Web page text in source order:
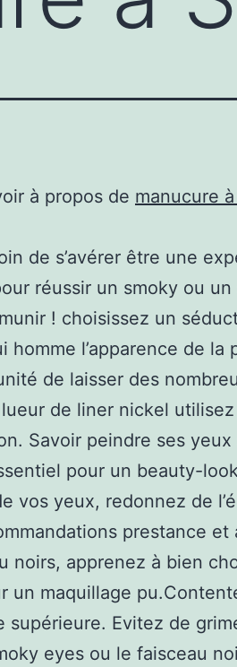
à propos de manucure
de s’avérer être une
réussir un smoky ou
! choisissez un
homme l’apparence de la
de laisser des
de liner nickel
Savoir peindre ses
pour un beauty-
vos yeux, redonnez de
prestance et
noirs, apprenez à bien
un maquillage
supérieure. Evitez de
eyes ou le faisceau